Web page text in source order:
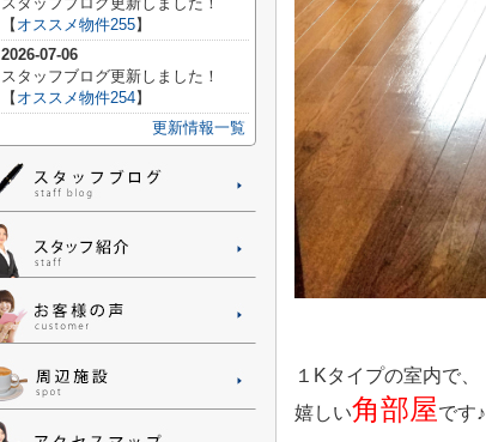
１Kタイプの室内で、
嬉しい角部屋です♪
【 オススメ物件255】
2026-07-06
スタッフブログ更新しました！
【 オススメ物件254】
更新情報一覧